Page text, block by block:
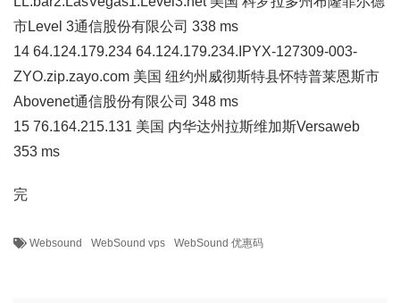
市Level 3通信股份有限公司 338 ms
14 64.124.179.234 64.124.179.234.IPYX-127309-003-
ZYO.zip.zayo.com 美国 纽约州威彻斯特县怀特普莱恩斯市
Abovenet通信股份有限公司 348 ms
15 76.164.215.131 美国 内华达州拉斯维加斯Versaweb
353 ms
完
Websound WebSound vps WebSound 优惠码